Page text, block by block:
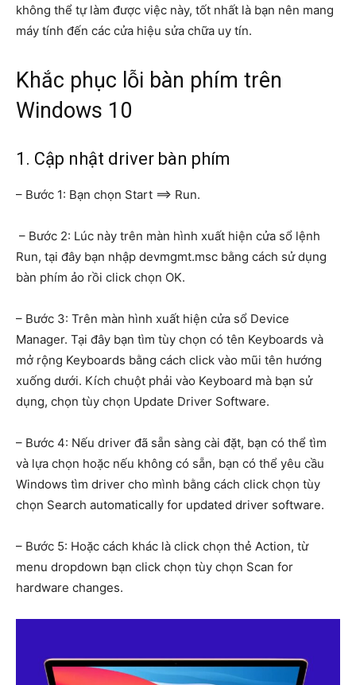
không thể tự làm được việc này, tốt nhất là bạn nên mang
máy tính đến các cửa hiệu sửa chữa uy tín.
Khắc phục lỗi bàn phím trên
Windows 10
1. Cập nhật driver bàn phím
– Bước 1: Bạn chọn Start ==> Run.
– Bước 2: Lúc này trên màn hình xuất hiện cửa sổ lệnh
Run, tại đây bạn nhập devmgmt.msc bằng cách sử dụng
bàn phím ảo rồi click chọn OK.
– Bước 3: Trên màn hình xuất hiện cửa sổ Device
Manager. Tại đây bạn tìm tùy chọn có tên Keyboards và
mở rộng Keyboards bằng cách click vào mũi tên hướng
xuống dưới. Kích chuột phải vào Keyboard mà bạn sử
dụng, chọn tùy chọn Update Driver Software.
– Bước 4: Nếu driver đã sẵn sàng cài đặt, bạn có thể tìm
và lựa chọn hoặc nếu không có sẵn, bạn có thể yêu cầu
Windows tìm driver cho mình bằng cách click chọn tùy
chọn Search automatically for updated driver software.
– Bước 5: Hoặc cách khác là click chọn thẻ Action, từ
menu dropdown bạn click chọn tùy chọn Scan for
hardware changes.